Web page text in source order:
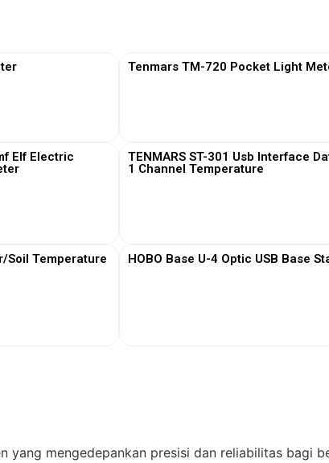
Tenmars TM-720 Pocket Light
Elf Electric
TENMARS ST-301 Usb Interface
1 Channel Temperature
Soil Temperature
HOBO Base U-4 Optic USB Base
yang mengedepankan presisi dan reliabilitas bagi